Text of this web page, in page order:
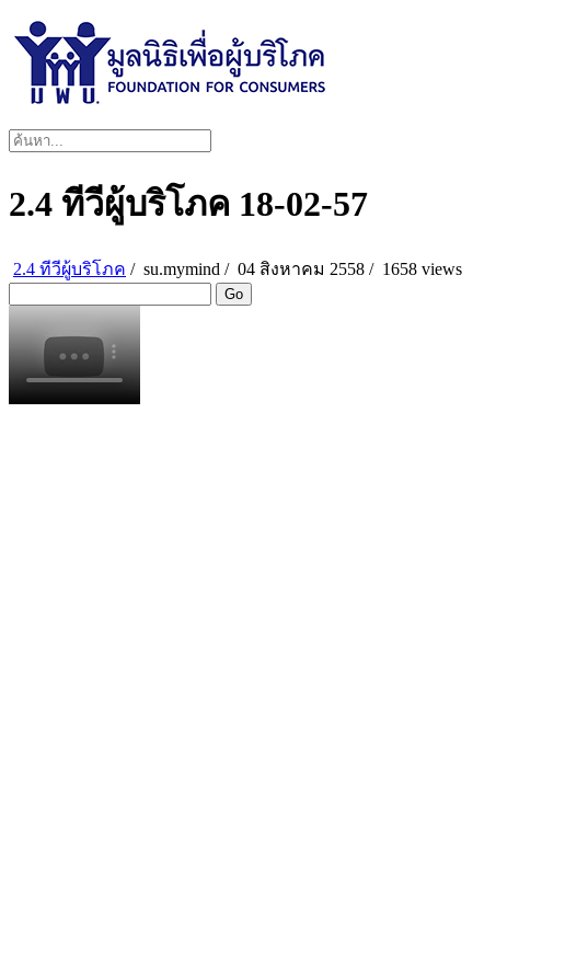
2.4 ทีวีผู้บริโภค 18-02-57
2.4 ทีวีผู้บริโภค / su.mymind / 04 สิงหาคม 2558 / 1658 views
Go